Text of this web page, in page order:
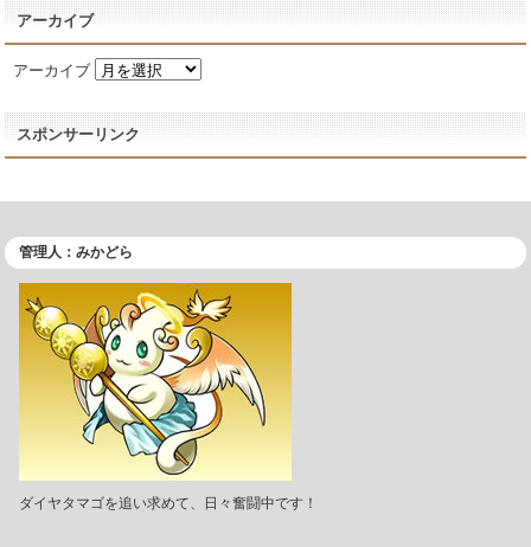
アーカイブ
アーカイブ
スポンサーリンク
管理人：みかどら
ダイヤタマゴを追い求めて、日々奮闘中です！